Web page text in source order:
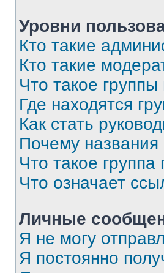
Уровни
Кто такие
Кто такие
Что такое
Где находятся
Как стать
Почему
Что такое
Что означает
Личные
Я не могу
Я постоянно